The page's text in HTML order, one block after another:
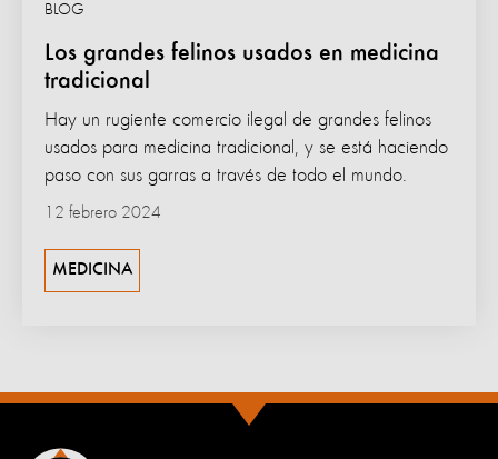
Los grandes felinos usados en medicina
tradicional
BLOG
Hay un rugiente comercio ilegal de grandes felinos
usados para medicina tradicional, y se está haciendo
paso con sus garras a través de todo el mundo.
12 febrero 2024
MEDICINA